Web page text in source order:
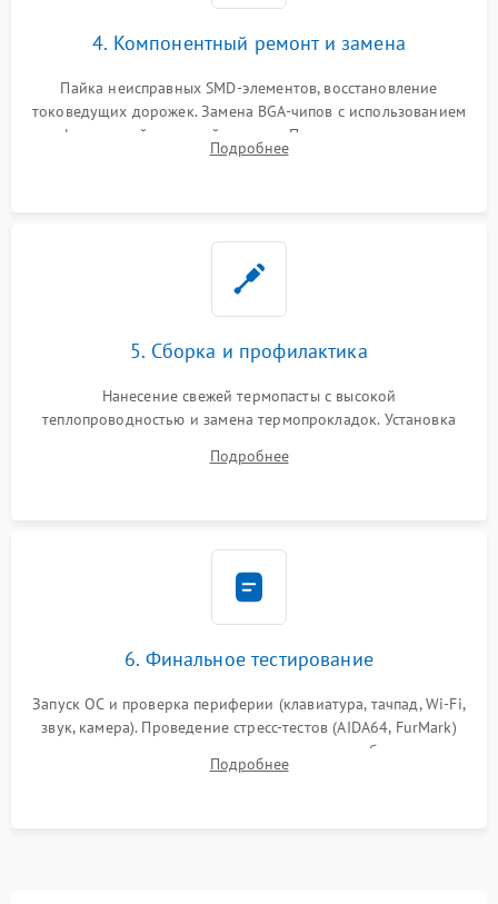
4. Компонентный ремонт и замена
Пайка неисправных SMD-элементов, восстановление
токоведущих дорожек. Замена BGA-чипов с использованием
инфракрасной паяльной станции. Прошивка микросхемы
BIOS или замена поврежденных портов USB
Подробнее
5. Сборка и профилактика
Нанесение свежей термопасты с высокой
теплопроводностью и замена термопрокладок. Установка
шлейфов, модулей памяти и накопителей. Предварительная
Подробнее
6. Финальное тестирование
Запуск ОС и проверка периферии (клавиатура, тачпад, Wi-Fi,
звук, камера). Проведение стресс-тестов (AIDA64, FurMark)
для контроля температурного режима и стабильности
системы под пиковой нагрузкой.
Подробнее